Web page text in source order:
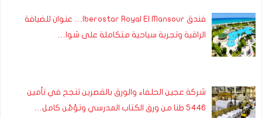
فندق Iberostar Royal El Mansour… عنوان للضيافة
الراقية وتجربة سياحية متكاملة على شوا…
شركة عجين الحلفاء والورق بالقصرين تنجح في تأمين
5446 طنا من ورق الكتاب المدرسي وتؤمّن كامل…